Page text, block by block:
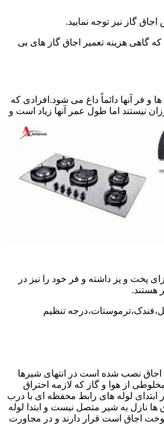
گاز نیز توجه نمایید.
گاهی هزینه تعمیر اجاق گاز های بی
فر آنها دائماً داغ می شود.افرادی که
نیستند اما طول عمر آنها زیاد است و
پخت و پز داشته و فر خود را نیز در
هستند.
تنظیم
اجاق نصب شده است در انتهای شیرها
از هوا و گاز که لازمه احتراق
ابتدای لوله های رابط محفظه ای با درب
نازل به شیر متصل نیست و ابتدا لوله
اجاق است قرار دارند و در مجاورت